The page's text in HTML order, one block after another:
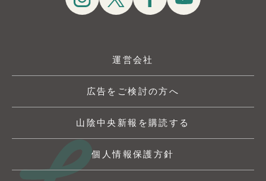
運営会社
広告をご検討の方へ
山陰中央新報を購読する
個人情報保護方針